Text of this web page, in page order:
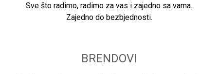
Sve što radimo, radimo za vas i zajedno sa vama.
Zajedno do bezbjednosti.
BRENDOVI